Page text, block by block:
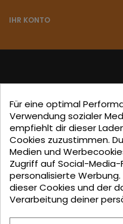
IHR KONTO
La empresa
"ICEX-BREXIT"financiado
para mitigar las
Reino Unido de la Unión.
KALIDINTERIORS, S.L. has
Für eine optimal
Verwendung sozialer
empfiehlt dir dieser
Cookies zuzustimmen.
Medien und
Zugriff auf Social-
personalisierte
dieser Cookies und der
Verarbeitung deiner